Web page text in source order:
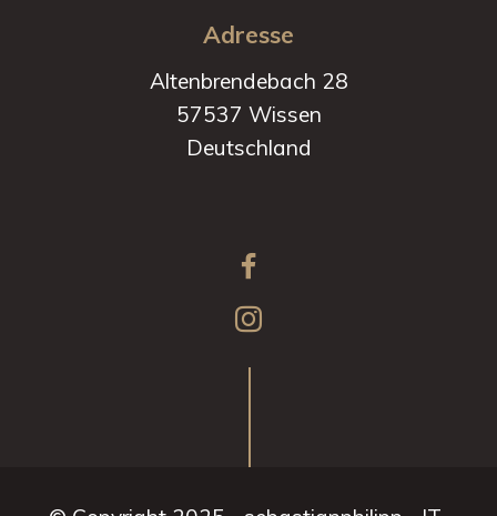
Adresse
Altenbrendebach 28
57537 Wissen
Deutschland